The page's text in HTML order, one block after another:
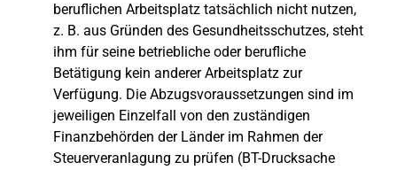
beruflichen Arbeitsplatz tatsächlich nicht nutzen,
z. B. aus Gründen des Gesundheitsschutzes, steht
ihm für seine betriebliche oder berufliche
Betätigung kein anderer Arbeitsplatz zur
Verfügung. Die Abzugsvoraussetzungen sind im
jeweiligen Einzelfall von den zuständigen
Finanzbehörden der Länder im Rahmen der
Steuerveranlagung zu prüfen (BT-Drucksache